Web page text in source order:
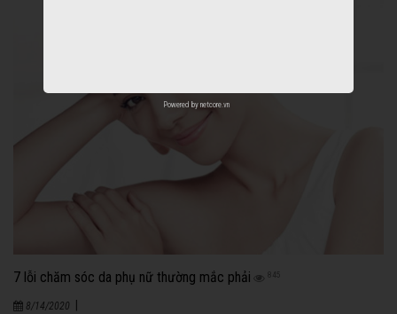
7 lỗi chăm sóc da phụ nữ thường mắc phải 845
8/14/2020
Powered by netcore.vn